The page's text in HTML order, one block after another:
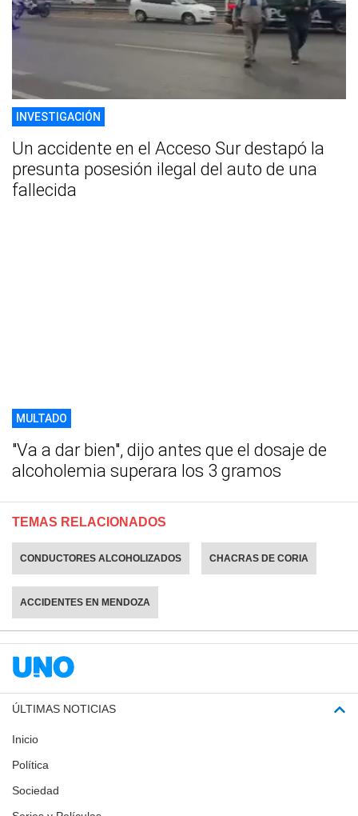
INVESTIGACIÓN
Un accidente en el Acceso Sur destapó la
presunta posesión ilegal del auto de una
fallecida
MULTADO
"Va a dar bien", dijo antes que el dosaje de
alcoholemia superara los 3 gramos
TEMAS RELACIONADOS
CONDUCTORES ALCOHOLIZADOS CHACRAS DE CORIA
ACCIDENTES EN MENDOZA
ÚLTIMAS NOTICIAS
Inicio
Política
Sociedad